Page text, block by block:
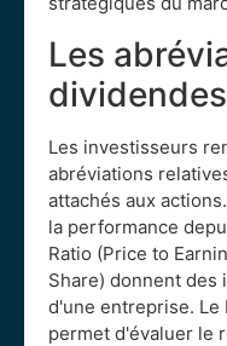
Les
Les investisseurs
abréviations
attachés aux
la performance
Ratio (Price to
Share) donnent des
d'une entreprise. Le
permet d'évaluer le